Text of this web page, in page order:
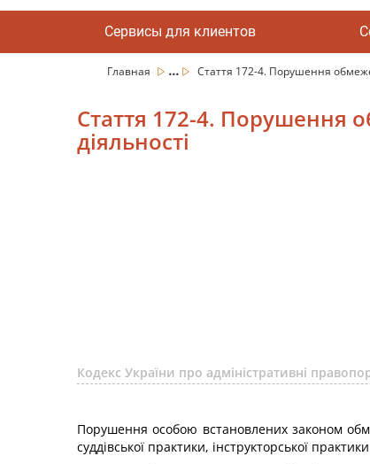
Сервисы для клиентов
Главная ... Стаття 172-4. Порушення
Стаття 172-4. Порушення
діяльності
Кодекс України про адміністративні
Порушення особою встановлених законом
суддівської практики, інструкторської